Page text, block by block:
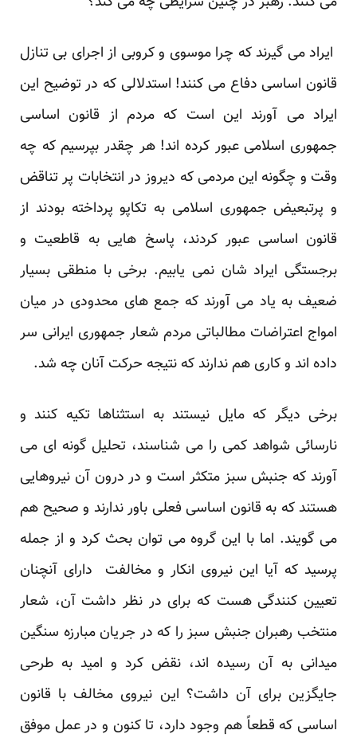
ایراد می گیرند که چرا موسوی و کروبی از اجرای بی تنازل
قانون اساسی دفاع می کنند! استدلالی که در توضیح این
ایراد می آورند این است که مردم از قانون اساسی
جمهوری اسلامی عبور کرده اند! هر چقدر بپرسیم که چه
وقت و چگونه این مردمی که دیروز در انتخابات پر تناقض
و پرتبعیض جمهوری اسلامی به تکاپو پرداخته بودند از
قانون اساسی عبور کردند، پاسخ هایی به قاطعیت و
برجستگی ایراد شان نمی یابیم. برخی با منطقی بسیار
ضعیف به یاد می آورند که جمع های محدودی در میان
امواج اعتراضات مطالباتی مردم شعار جمهوری ایرانی سر
داده اند و کاری هم ندارند که نتیجه حرکت آنان چه شد.
برخی دیگر که مایل نیستند به استثناها تکیه کنند و
نارسائی شواهد کمی را می شناسند، تحلیل گونه ای می
آورند که جنبش سبز متکثر است و در درون آن نیروهایی
هستند که به قانون اساسی فعلی باور ندارند و صحیح هم
می گویند. اما با این گروه می توان بحث کرد و از جمله
پرسید که آیا این نیروی انکار و مخالفت دارای آنچنان
تعیین کنندگی هست که برای در نظر داشت آن، شعار
منتخب رهبران جنبش سبز را که در جریان مبارزه سنگین
میدانی به آن رسیده اند، نقض کرد و امید به طرحی
جایگزین برای آن داشت؟ این نیروی مخالف با قانون
اساسی که قطعاً هم وجود دارد، تا کنون و در عمل موفق